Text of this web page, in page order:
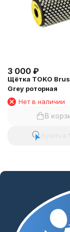
3 000 ₽
Щётка TOKO
Grey роторная
Нет в наличии
В